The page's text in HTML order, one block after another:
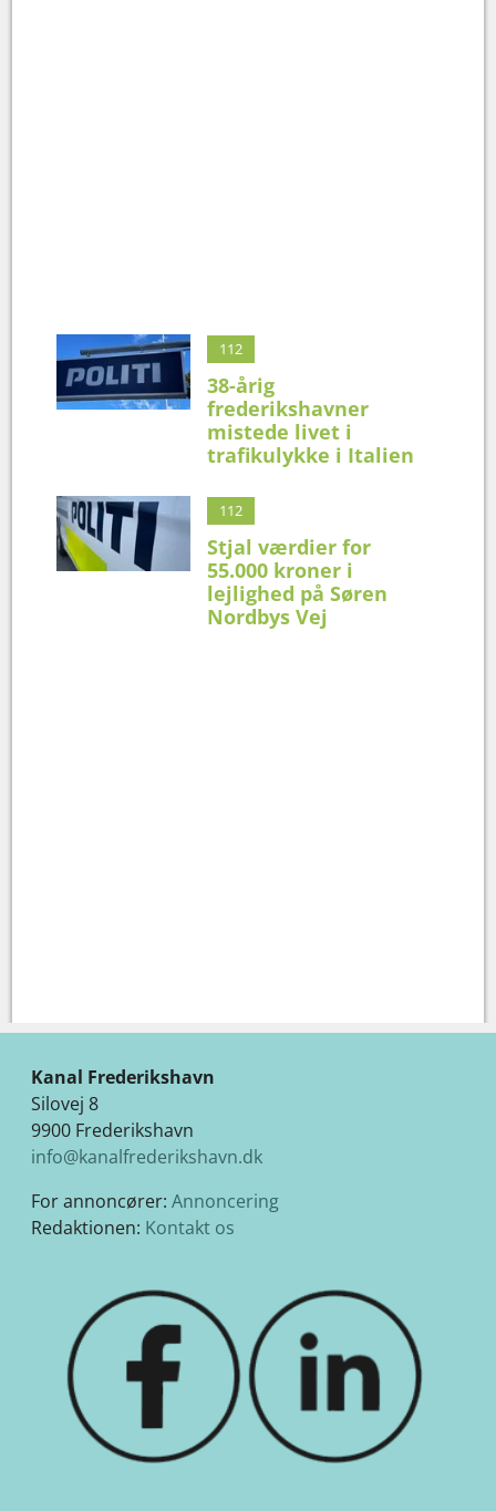
112
38-årig
frederikshavner
mistede livet i
trafikulykke i Italien
112
Stjal værdier for
55.000 kroner i
lejlighed på Søren
Nordbys Vej
Kanal Frederikshavn
Silovej 8
9900 Frederikshavn
info@kanalfrederikshavn.dk
For annoncører: Annoncering
Redaktionen: Kontakt os